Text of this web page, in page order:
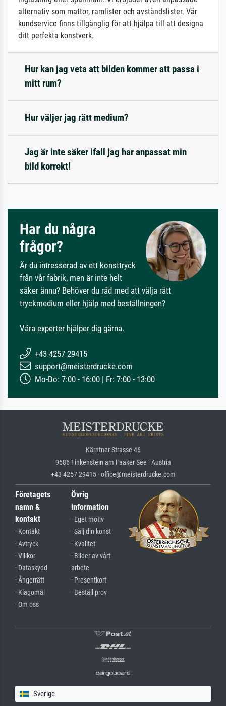
alternativ som mattor, ramlister och avståndslister. Vår
kundservice finns tillgänglig för att hjälpa till att designa
ditt perfekta konstverk.
Hur kan jag veta att bilden kommer att passa i
mitt rum?
Hur väljer jag rätt medium?
Jag är inte säker ifall jag har anpassat min
bild korrekt!
Har du några
frågor?
Är du intresserad av ett konsttryck
från vår fabrik, men är inte helt
säker ännu? Behöver du råd med att välja rätt
tryckmedium eller hjälp med beställningen?
Våra experter hjälper dig gärna.
+43 4257 29415
support@meisterdrucke.com
Mo-Do: 7:00 - 16:00 | Fr: 7:00 - 13:00
Kärntner Strasse 46
9586 Finkenstein am Faaker See · Austria
+43 4257 29415 · office@meisterdrucke.com
Företagets
namn &
kontakt
· Kontakt
· Avtryck
· Villkor
· Dataskydd
· Ångerrätt
· Klagomål
· Om oss
Övrig
information
· Eget motiv
· Sälj din konst
· Kvalitet
· Bilder av vårt
arbete
· Presentkort
· Beställ prov
Sverige